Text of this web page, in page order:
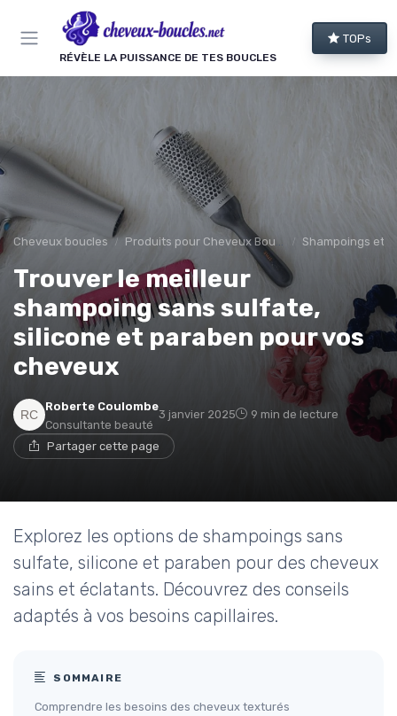
RÉVÈLE LA PUISSANCE DE TES BOUCLES
TOPs
Cheveux boucles Produits pour Cheveux Bouclés et Texturés Shampoings et
Trouver le meilleur
shampoing sans sulfate,
silicone et paraben pour vos
cheveux
Roberte Coulombe
Consultante beauté
3 janvier 2025 9 min de lecture
Partager cette page
Explorez les options de shampoings sans
sulfate, silicone et paraben pour des cheveux
sains et éclatants. Découvrez des conseils
adaptés à vos besoins capillaires.
SOMMAIRE
Comprendre les besoins des cheveux texturés
Panneau de gestion des cookies